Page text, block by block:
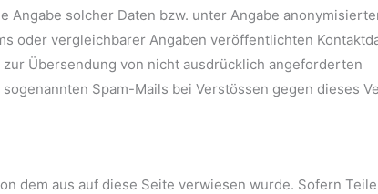
solcher Daten bzw. unter Angabe
oder vergleichbarer Angaben veröffentlichten
Übersendung von nicht ausdrücklich angeforderten
Spam-Mails bei Verstössen gegen dieses
dem aus auf diese Seite verwiesen wurde. Sofern